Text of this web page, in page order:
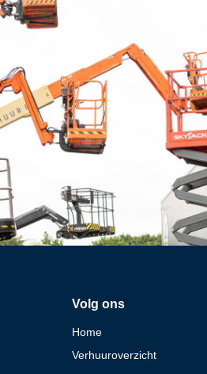
Volg ons
Home
Verhuuroverzicht